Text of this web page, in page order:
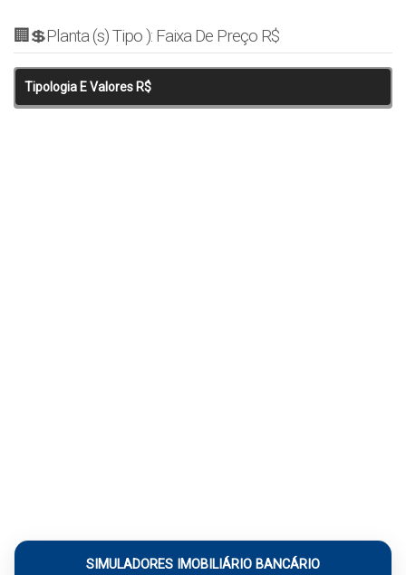
🏢💲Planta (s) Tipo ): Faixa De Preço R$
Tipologia E Valores R$
SIMULADORES IMOBILIÁRIO BANCÁRIO